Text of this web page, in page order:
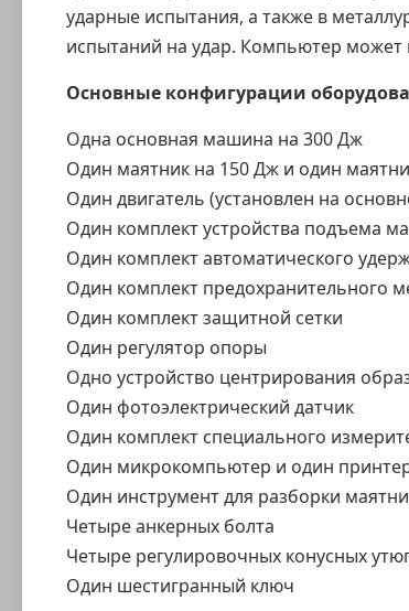
ударные испытания, а также в
испытаний на удар. Компьютер может
Основные конфигурации
Одна основная машина на 300 Дж
Один маятник на 150 Дж и один
Один двигатель (установлен на
Один комплект устройства подъема
Один комплект автоматического
Один комплект предохранительного
Один комплект защитной сетки
Один регулятор опоры
Одно устройство центрирования
Один фотоэлектрический датчик
Один комплект специального
Один микрокомпьютер и один
Один инструмент для разборки
Четыре анкерных болта
Четыре регулировочных конусных
Один шестигранный ключ